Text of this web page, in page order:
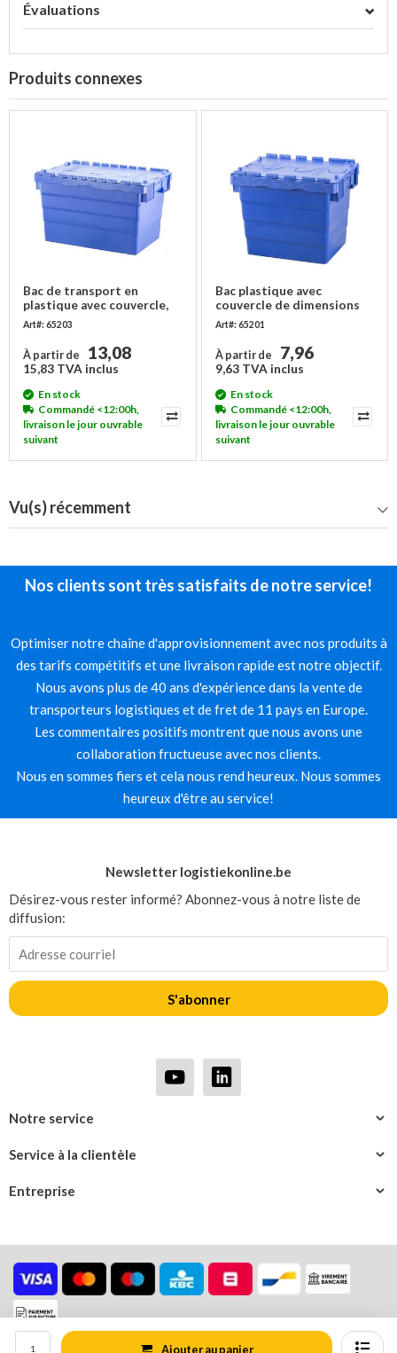
Ajouter au panier
Évaluations
Produits connexes
Bac de transport en
plastique avec couvercle,
empilable 600x400x365mm
Art#: 65203
À partir de 13,08
15,83 TVA inclus
En stock
Commandé <12:00h,
livraison le jour ouvrable
suivant
Bac plastique avec
couvercle de dimensions
400x300x365mm
Art#: 65201
À partir de 7,96
9,63 TVA inclus
En stock
Commandé <12:00h,
livraison le jour ouvrable
suivant
Vu(s) récemment
Nos clients sont très satisfaits de notre service!
Optimiser notre chaîne d'approvisionnement avec nos produits à
des tarifs compétitifs et une livraison rapide est notre objectif.
Nous avons plus de 40 ans d'expérience dans la vente de
transporteurs logistiques et de fret de 11 pays en Europe.
Les commentaires positifs montrent que nous avons une
collaboration fructueuse avec nos clients.
Nous en sommes fiers et cela nous rend heureux. Nous sommes
heureux d'être au service!
Entreprise
Service à la clientèle
Notre service
Newsletter logistiekonline.be
Désirez-vous rester informé? Abonnez-vous à notre liste de
diffusion:
S'abonner